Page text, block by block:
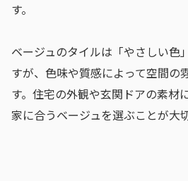
す。
ベージュのタイルは「やさしい色
すが、色味や質感によって空間の
す。住宅の外観や玄関ドアの素材
家に合うベージュを選ぶことが大